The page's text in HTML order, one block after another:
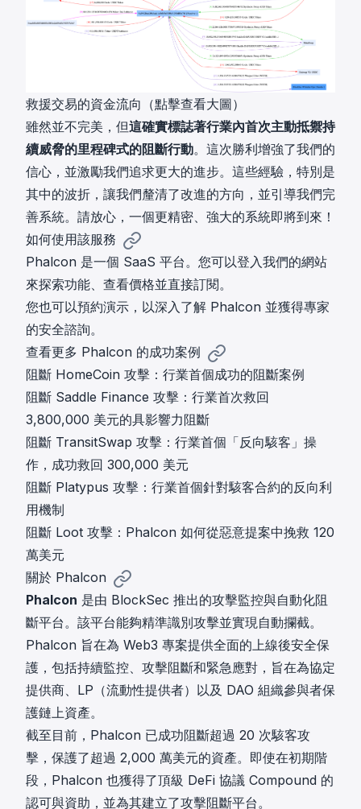
救援交易的資金流向（點擊查看大圖）
雖然並不完美，但這確實標誌著行業內首次主動抵禦持
續威脅的里程碑式的阻斷行動。這次勝利增強了我們的
信心，並激勵我們追求更大的進步。這些經驗，特別是
其中的波折，讓我們釐清了改進的方向，並引導我們完
善系統。請放心，一個更精密、強大的系統即將到來！
如何使用該服務
Phalcon 是一個 SaaS 平台。您可以登入我們的網站
來探索功能、查看價格並直接訂閱。
您也可以預約演示 ，以深入了解 Phalcon 並獲得專家
的安全諮詢。
查看更多 Phalcon 的成功案例
阻斷 HomeCoin 攻擊：行業首個成功的阻斷案例
阻斷 Saddle Finance 攻擊：行業首次救回
3,800,000 美元的具影響力阻斷
阻斷 TransitSwap 攻擊：行業首個「反向駭客」操
作，成功救回 300,000 美元
阻斷 Platypus 攻擊：行業首個針對駭客合約的反向利
用機制
阻斷 Loot 攻擊：Phalcon 如何從惡意提案中挽救 120
萬美元
關於 Phalcon
Phalcon 是由 BlockSec 推出的攻擊監控與自動化阻
斷平台。該平台能夠精準識別攻擊並實現自動攔截。
Phalcon 旨在為 Web3 專案提供全面的上線後安全保
護，包括持續監控、攻擊阻斷和緊急應對，旨在為協定
提供商、 LP（流動性提供者） 以及 DAO 組織參與者保
護鏈上資產。
截至目前，Phalcon 已成功阻斷超過 20 次駭客攻
擊，保護了超過 2,000 萬美元的資產。即使在初期階
段，Phalcon 也獲得了頂級 DeFi 協議 Compound 的
認可與資助，並為其建立了攻擊阻斷平台。